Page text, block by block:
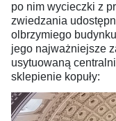
po nim wycieczki z
zwiedzania
olbrzymiego
jego najważniejsze
usytuowaną
sklepienie kopuły: